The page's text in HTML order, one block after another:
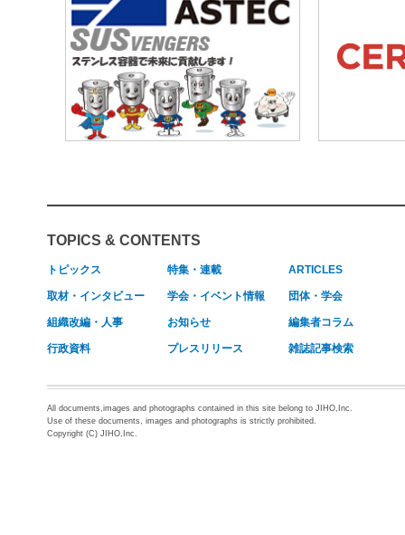
TOPICS & CONTENTS
トピックス 特集・連載 ARTICLES
取材・インタビュー 学会・イベント情報 団体・学会
組織改編・人事 お知らせ 編集者コラム
行政資料 プレスリリース 雑誌記事検索
All documents,images and photographs contained in this site belong to JIHO,Inc.
Use of these documents, images and photographs is strictly prohibited.
Copyright (C) JIHO,Inc.